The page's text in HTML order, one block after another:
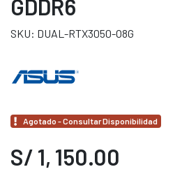
GDDR6
SKU: DUAL-RTX3050-O8G
Agotado - Consultar Disponibilidad
S/ 1, 150.00